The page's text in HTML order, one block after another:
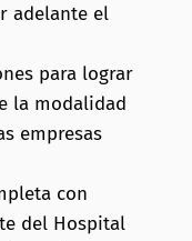
adelante el
para lograr
la modalidad
empresas
con
del Hospital